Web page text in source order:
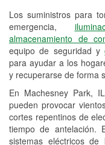
Los suministros para
emergencia,
almacenamiento de
equipo de seguridad y
para ayudar a los
y recuperarse de forma
En Machesney Park,
pueden provocar
cortes repentinos de
tiempo de antelación.
sistemas eléctricos
freno